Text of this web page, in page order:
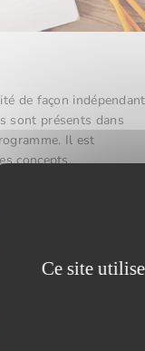
de façon
sont présents dans
Il est
concepts.
Ce site